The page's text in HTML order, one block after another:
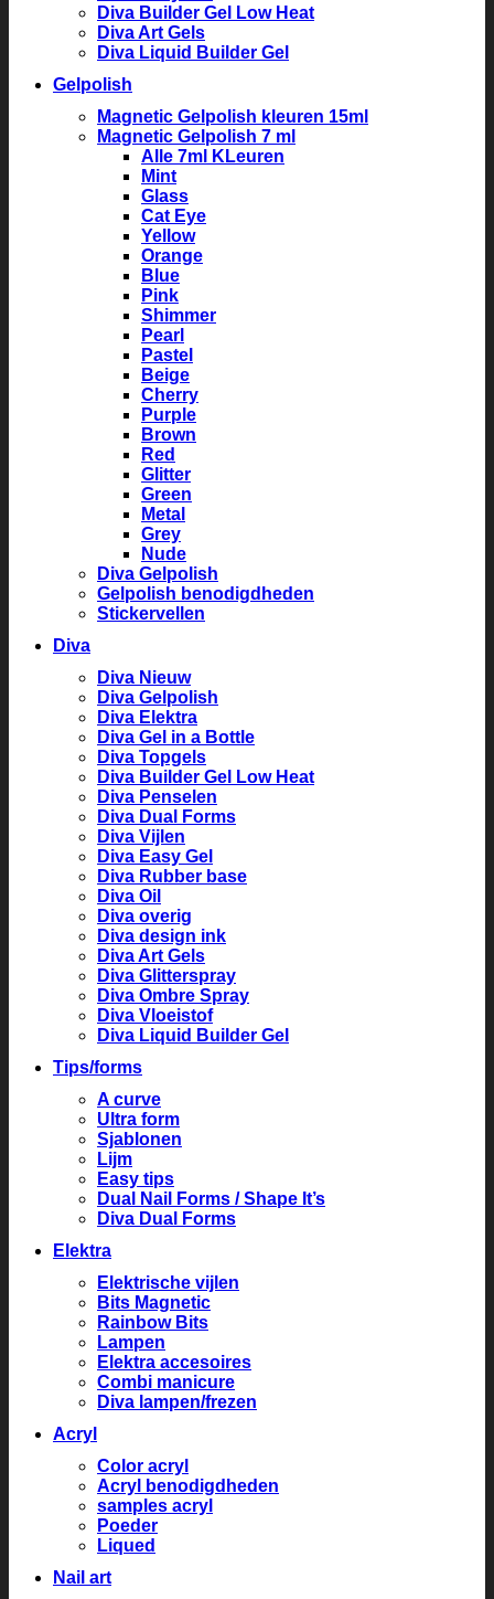
Diva Builder Gel Low Heat
Diva Art Gels
Diva Liquid Builder Gel
Gelpolish
Magnetic Gelpolish kleuren 15ml
Magnetic Gelpolish 7 ml
Alle 7ml KLeuren
Mint
Glass
Cat Eye
Yellow
Orange
Blue
Pink
Shimmer
Pearl
Pastel
Beige
Cherry
Purple
Brown
Red
Glitter
Green
Metal
Grey
Nude
Diva Gelpolish
Gelpolish benodigdheden
Stickervellen
Diva
Diva Nieuw
Diva Gelpolish
Diva Elektra
Diva Gel in a Bottle
Diva Topgels
Diva Builder Gel Low Heat
Diva Penselen
Diva Dual Forms
Diva Vijlen
Diva Easy Gel
Diva Rubber base
Diva Oil
Diva overig
Diva design ink
Diva Art Gels
Diva Glitterspray
Diva Ombre Spray
Diva Vloeistof
Diva Liquid Builder Gel
Tips/forms
A curve
Ultra form
Sjablonen
Lijm
Easy tips
Dual Nail Forms / Shape It’s
Diva Dual Forms
Elektra
Elektrische vijlen
Bits Magnetic
Rainbow Bits
Lampen
Elektra accesoires
Combi manicure
Diva lampen/frezen
Acryl
Color acryl
Acryl benodigdheden
samples acryl
Poeder
Liqued
Nail art